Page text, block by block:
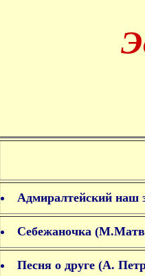
Адмиралтейский наш
Себежаночка
Песня о друге (А.